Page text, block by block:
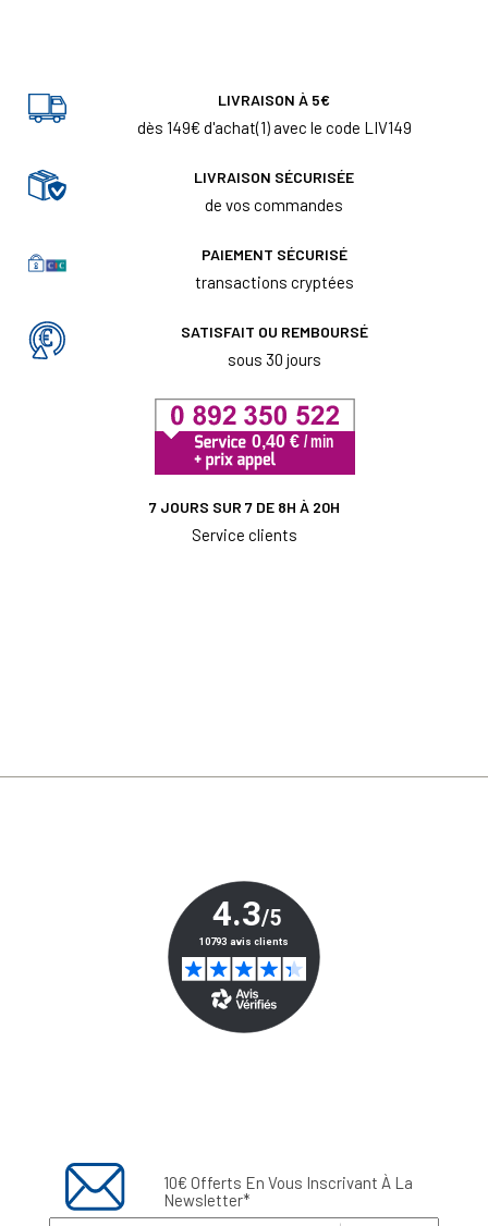
LIVRAISON À 5€
dès 149€ d'achat(1) avec le code LIV149
LIVRAISON SÉCURISÉE
de vos commandes
PAIEMENT SÉCURISÉ
transactions cryptées
SATISFAIT OU REMBOURSÉ
sous 30 jours
7 JOURS SUR 7 DE 8H À 20H
Service clients
10€ Offerts En Vous Inscrivant À La
Newsletter*